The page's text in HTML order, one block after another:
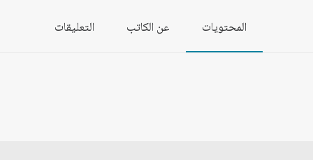
المحتويات عن الكاتب التعليقات